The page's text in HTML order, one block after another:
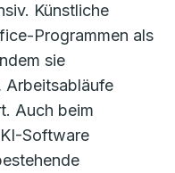
Künstliche
Programmen als
sie
Arbeitsabläufe
Auch beim
Software